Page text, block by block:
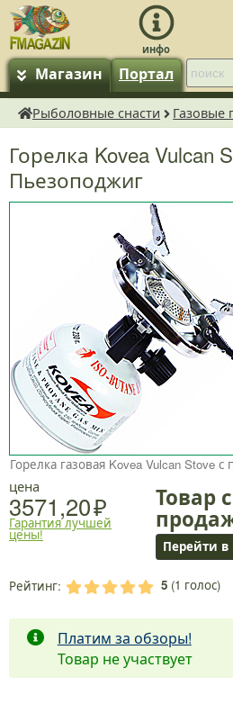
Магазин Портал
fMagazin.ru
Рыболовные снасти Газовые
Горелка Kovea Vulcan
Пьезоподжиг
цена
3571,20
Гарантия лучшей
цены!
Товар
Перейти в
Рейтинг: 5(1 голос)
Платим за обзоры!
Товар не участвует